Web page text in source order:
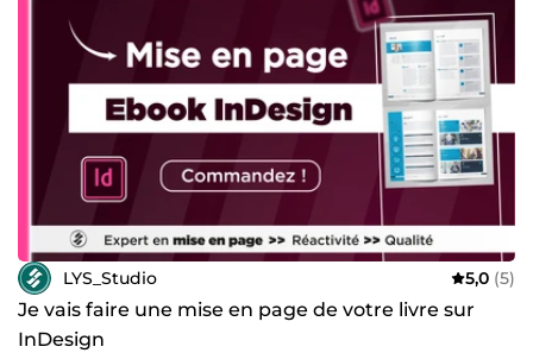
LYS_Studio 5,0 (5)
Je vais faire une mise en page de votre livre sur
InDesign